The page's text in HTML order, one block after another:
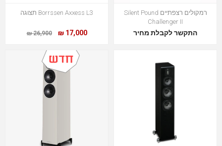
רמקולים רצפתיים Silent Pound
Challenger II
התקשר לקבלת מחיר
Borrssen Axxess L3 תצוגה
17,000 ₪
26,900 ₪